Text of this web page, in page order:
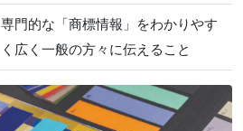
専門的な「商標情報」をわかりやす
く広く一般の方々に伝えること